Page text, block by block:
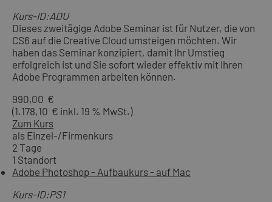
Kurs-ID:ADU
Dieses zweitägige Adobe Seminar ist für Nutzer, die von
CS6 auf die Creative Cloud umsteigen möchten. Wir
haben das Seminar konzipiert, damit Ihr Umstieg
erfolgreich ist und Sie sofort wieder effektiv mit Ihren
Adobe Programmen arbeiten können.
990,00 €
(1.178,10 € inkl. 19 % MwSt.)
Zum Kurs
als Einzel-/Firmenkurs
2 Tage
1 Standort
Adobe Photoshop - Aufbaukurs - auf Mac
Kurs-ID:PS1